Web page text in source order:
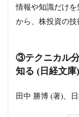
情報や知識だけを
から、株投資の技
③テクニカル
知る (日経文庫)
田中 勝博 (著)、